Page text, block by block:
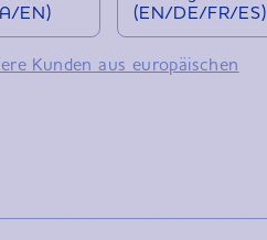
EN)
(EN/DE/FR/ES)
Kunden aus europäischen